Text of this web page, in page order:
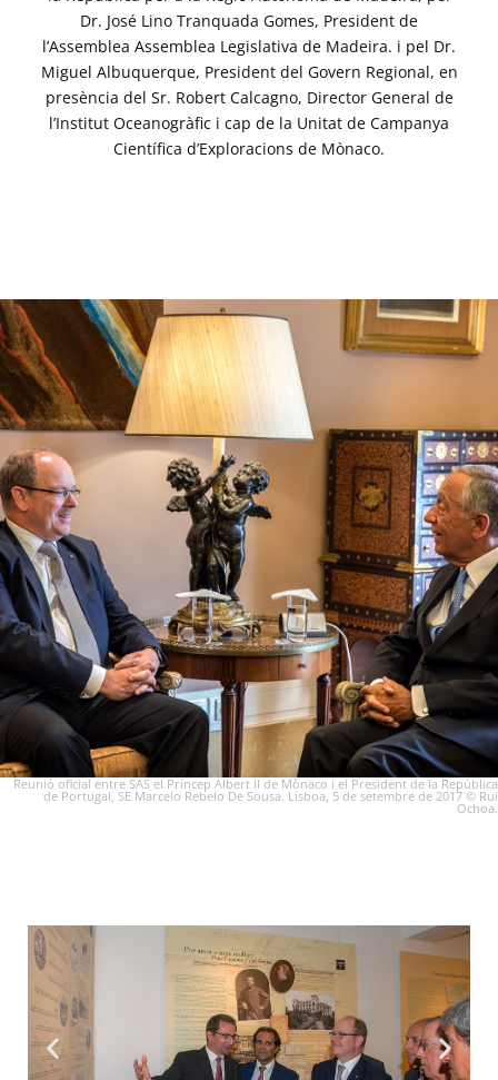
Dr. José Lino Tranquada Gomes, President de
l’Assemblea Assemblea Legislativa de Madeira. i pel Dr.
Miguel Albuquerque, President del Govern Regional, en
presència del Sr. Robert Calcagno, Director General de
l’Institut Oceanogràfic i cap de la Unitat de Campanya
Científica d’Exploracions de Mònaco.
Reunió oficial entre SAS el Príncep Albert II de Mònaco i el President de la República
de Portugal, SE Marcelo Rebelo De Sousa. Lisboa, 5 de setembre de 2017 © Rui
Ochoa.